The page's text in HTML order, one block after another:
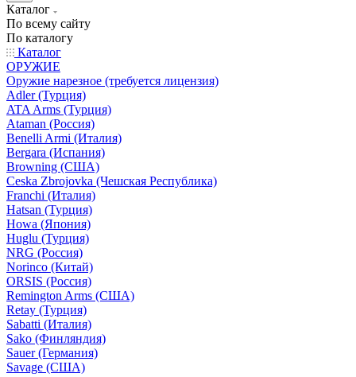
Каталог
По всему сайту
По каталогу
Каталог
ОРУЖИЕ
Оружие нарезное (требуется лицензия)
Adler (Турция)
ATA Arms (Турция)
Ataman (Россия)
Benelli Armi (Италия)
Bergara (Испания)
Browning (США)
Ceska Zbrojovka (Чешская Республика)
Franchi (Италия)
Hatsan (Турция)
Howa (Япония)
Huglu (Турция)
NRG (Россия)
Norinco (Китай)
ORSIS (Россия)
Remington Arms (США)
Retay (Турция)
Sabatti (Италия)
Sako (Финляндия)
Sauer (Германия)
Savage (США)